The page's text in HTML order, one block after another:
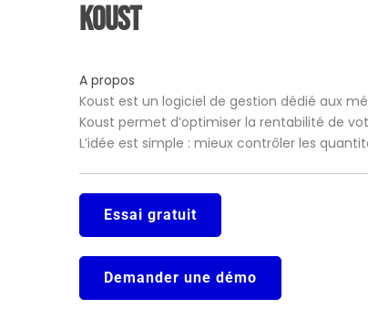
Koust
A propos
Koust est un logiciel de gestion dédié aux
Koust permet d’optimiser la rentabilité de
L’idée est simple : mieux contrôler les
Essai gratuit
Demander une démo